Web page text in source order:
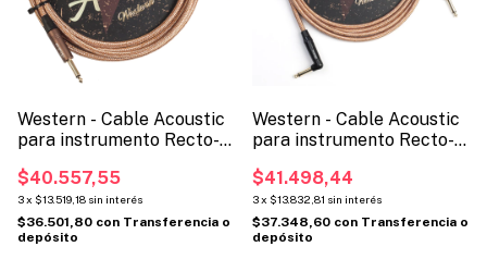
Western - Cable Acoustic
para instrumento Recto-
$40.557,55
3x $13.519,18 sin interés
$36.501,80 con Transferencia o
depósito
Western - Cable Acoustic
para instrumento Recto-
$41.498,44
3x $13.832,81 sin interés
$37.348,60 con Transferencia o
depósito